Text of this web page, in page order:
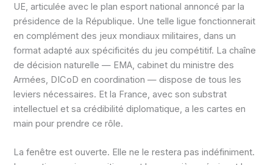
UE, articulée avec le plan esport national annoncé par la
présidence de la République. Une telle ligue fonctionnerait
en complément des jeux mondiaux militaires, dans un
format adapté aux spécificités du jeu compétitif. La chaîne
de décision naturelle — EMA, cabinet du ministre des
Armées, DICoD en coordination — dispose de tous les
leviers nécessaires. Et la France, avec son substrat
intellectuel et sa crédibilité diplomatique, a les cartes en
main pour prendre ce rôle.
La fenêtre est ouverte. Elle ne le restera pas indéfiniment.